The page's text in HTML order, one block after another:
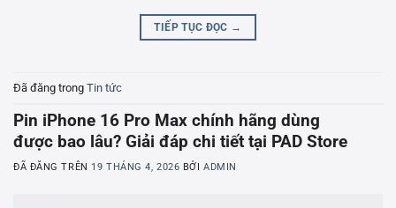
TIẾP TỤC ĐỌC →
Đã đăng trong Tin tức
Pin iPhone 16 Pro Max chính hãng dùng
được bao lâu? Giải đáp chi tiết tại PAD Store
ĐÃ ĐĂNG TRÊN 19 THÁNG 4, 2026 BỞIADMIN